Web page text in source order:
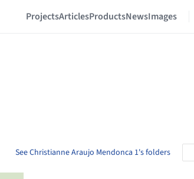
ProjectsArticlesProductsNewsImages
See Christianne Araujo Mendonca 1's folders